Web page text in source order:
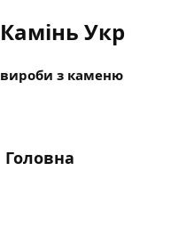
Камінь Укр
вироби з каменю
Головна